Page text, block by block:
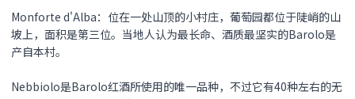
Monforte d'Alba：位在一处山顶的小村庄，葡萄园都位于陡峭的山
坡上，面积是第三位。当地人认为最长命、酒质最坚实的Barolo是
产自本村。
Nebbiolo是Barolo红酒所使用的唯一品种，不过它有40种左右的无